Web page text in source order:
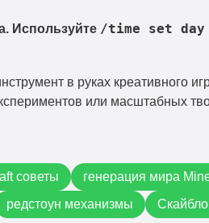
Используйте /time set day
в руках креативного
или масштабных
советы
генерация мира
редстоун механизмы